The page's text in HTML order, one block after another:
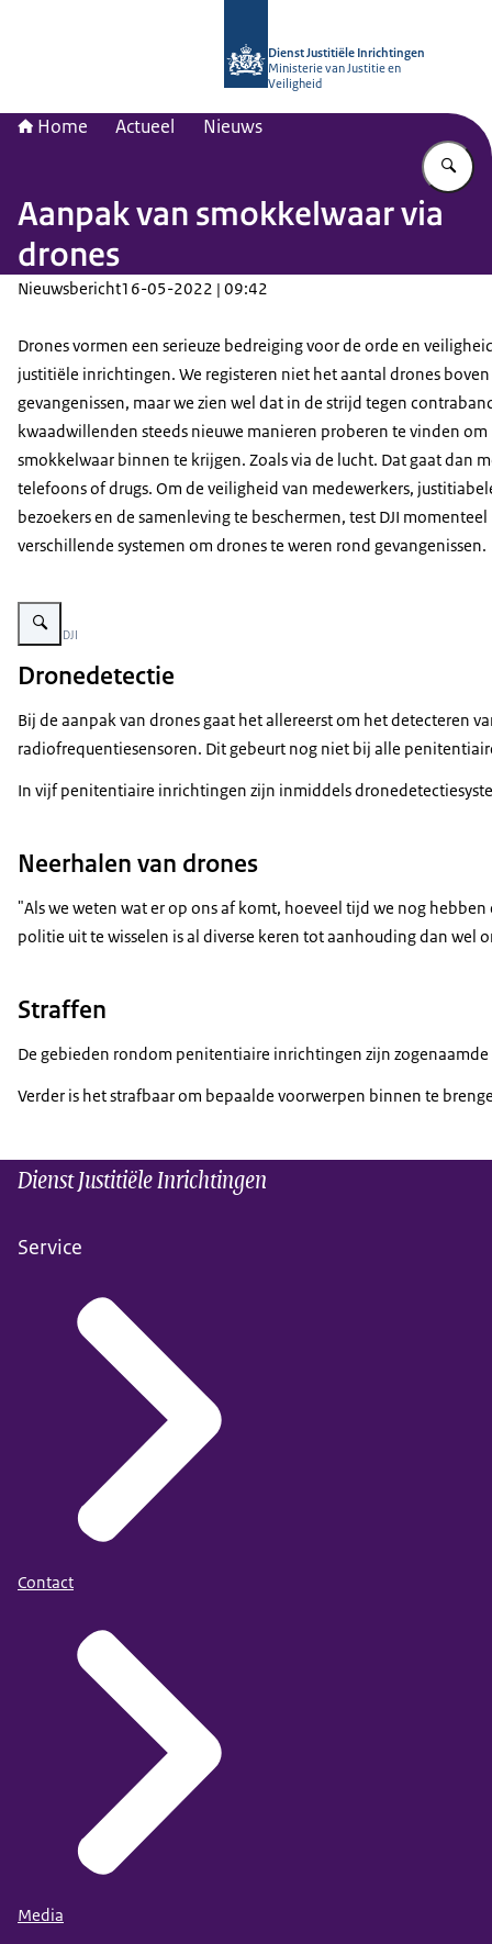
Dienst Justitiële Inrichtingen
Ministerie van Justitie en
Veiligheid
Home Actueel Nieuws
Aanpak van smokkelwaar via
drones
Nieuwsbericht16-05-2022 | 09:42
Drones vormen een serieuze bedreiging voor de orde en
justitiële inrichtingen. We registeren niet het aantal drones boven
gevangenissen, maar we zien wel dat in de strijd tegen
kwaadwillenden steeds nieuwe manieren proberen te vinden om
smokkelwaar binnen te krijgen. Zoals via de lucht. Dat gaat dan
telefoons of drugs. Om de veiligheid van medewerkers,
bezoekers en de samenleving te beschermen, test DJI momenteel
verschillende systemen om drones te weren rond gevangenissen.
Vergroot afbeelding Afbeelding contrabande telefoons en opladers
Beeld: © DJI
Dronedetectie
Bij de aanpak van drones gaat het allereerst om het detecteren
radiofrequentiesensoren. Dit gebeurt nog niet bij alle
In vijf penitentiaire inrichtingen zijn inmiddels
Neerhalen van drones
"Als we weten wat er op ons af komt, hoeveel tijd we nog
politie uit te wisselen is al diverse keren tot aanhouding dan
Straffen
De gebieden rondom penitentiaire inrichtingen zijn
Verder is het strafbaar om bepaalde voorwerpen binnen te
Dienst Justitiële Inrichtingen
Service
Contact
Media